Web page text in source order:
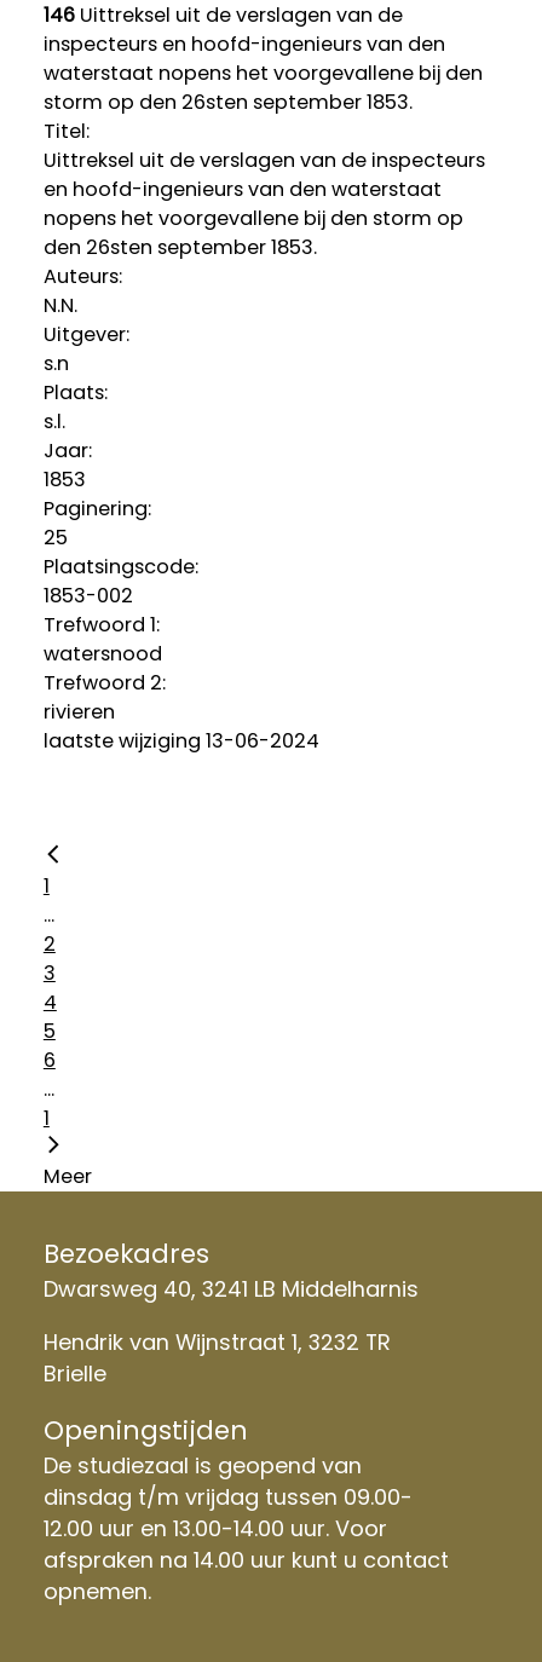
146Uittreksel uit de verslagen van de
inspecteurs en hoofd-ingenieurs van den
waterstaat nopens het voorgevallene bij den
storm op den 26sten september 1853.
Titel:
Uittreksel uit de verslagen van de inspecteurs
en hoofd-ingenieurs van den waterstaat
nopens het voorgevallene bij den storm op
den 26sten september 1853.
Auteurs:
N.N.
Uitgever:
s.n
Plaats:
s.l.
Jaar:
1853
Paginering:
25
Plaatsingscode:
1853-002
Trefwoord 1:
watersnood
Trefwoord 2:
rivieren
laatste wijziging 13-06-2024
1
...
2
3
4
5
6
...
1
Meer
Bezoekadres
Dwarsweg 40, 3241 LB Middelharnis
Hendrik van Wijnstraat 1, 3232 TR
Brielle
Openingstijden
De studiezaal is geopend van
dinsdag t/m vrijdag tussen 09.00-
12.00 uur en 13.00-14.00 uur. Voor
afspraken na 14.00 uur kunt u contact
opnemen.